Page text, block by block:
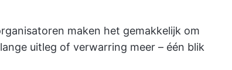
maken het gemakkelijk om
uitleg of verwarring meer – één blik